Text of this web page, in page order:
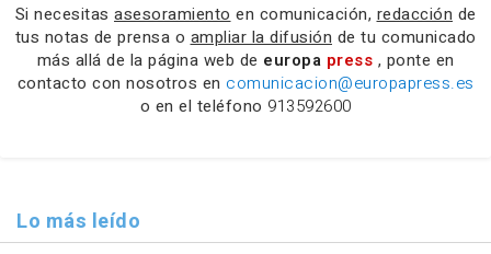
Si necesitas asesoramiento en comunicación, redacción de
tus notas de prensa o ampliar la difusión de tu comunicado
más allá de la página web de europa press , ponte en
contacto con nosotros en comunicacion@europapress.es
o en el teléfono 913592600
Lo más leído